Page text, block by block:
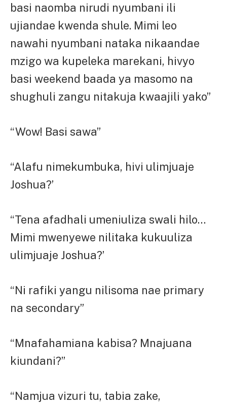
basi naomba nirudi nyumbani ili
ujiandae kwenda shule. Mimi leo
nawahi nyumbani nataka nikaandae
mzigo wa kupeleka marekani, hivyo
basi weekend baada ya masomo na
shughuli zangu nitakuja kwaajili yako”
“Wow! Basi sawa”
“Alafu nimekumbuka, hivi ulimjuaje
Joshua?’
“Tena afadhali umeniuliza swali hilo…
Mimi mwenyewe nilitaka kukuuliza
ulimjuaje Joshua?’
“Ni rafiki yangu nilisoma nae primary
na secondary”
“Mnafahamiana kabisa? Mnajuana
kiundani?”
“Namjua vizuri tu, tabia zake,